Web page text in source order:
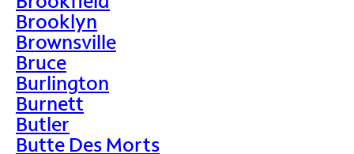
Brooklyn
Brownsville
Bruce
Burlington
Burnett
Butler
Butte Des Morts